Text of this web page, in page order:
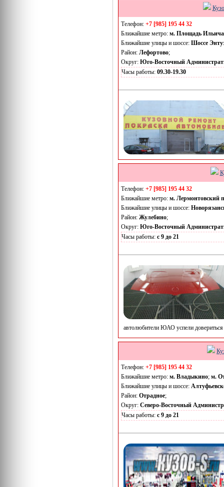
Телефон: +7 [985] 195 44 32
Ближайшие метро: м. Площадь Ильича
Ближайшие улицы и шоссе: Шоссе
Район: Лефортово;
Округ: Юго-Восточный
Часы работы: 09.30-19.30
Телефон: +7 [985] 195 44 32
Ближайшие метро: м. Лермонтовский
Ближайшие улицы и шоссе:
Район: Жулебино;
Округ: Юго-Восточный
Часы работы: с 9 до 21
автолюбители ЮАО успели
Телефон: +7 [985] 195 44 32
Ближайшие метро: м. Владыкино; м.
Ближайшие улицы и шоссе:
Район: Отрадное;
Округ: Северо-Восточный
Часы работы: с 9 до 21